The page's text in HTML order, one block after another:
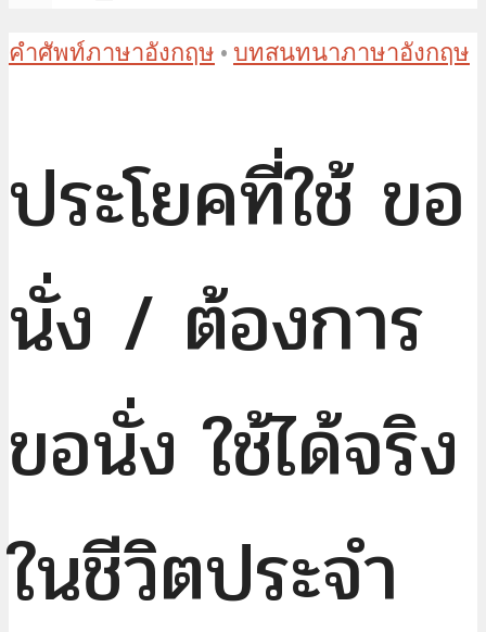
คำศัพท์ภาษาอังกฤษ • บทสนทนาภาษาอังกฤษ
ประโยคที่ใช้ ขอ
นั่ง / ต้องการ
ขอนั่ง ใช้ได้จริง
ในชีวิตประจำ